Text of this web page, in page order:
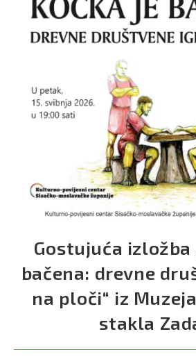
Gostujuća izložba
bačena: drevne
na ploči“ iz
stakla